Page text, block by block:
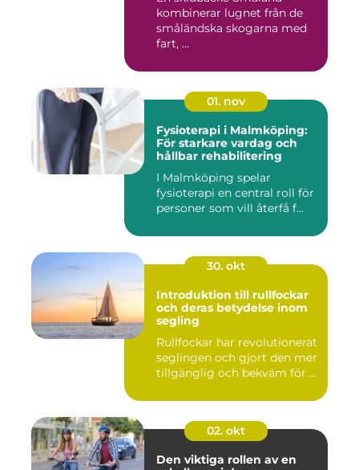
kombinerar lugnet från de
småländska skogarna med
fart, ...
01. nov
Fysioterapi i Malmköping:
För starkare vardag och
hållbar rehabilitering
I Malmköping spelar
fysioterapi en central roll för
personer som vill återfå f...
30. okt
Introduktion till rullfockar
och deras betydelse inom
segling
Rullfockar har revolutionerat
seglingen och gjort den mer
tillgänglig och bekväm för ...
02. okt
Den viktiga rollen av en